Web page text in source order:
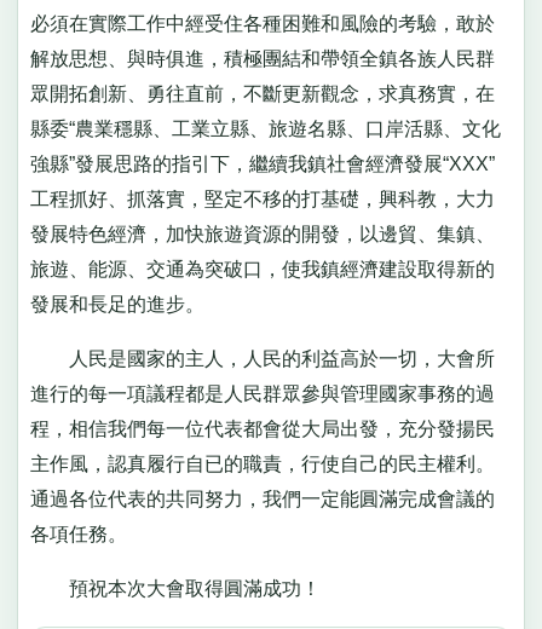
必須在實際工作中經受住各種困難和風險的考驗，敢於
解放思想、與時俱進，積極團結和帶領全鎮各族人民群
眾開拓創新、勇往直前，不斷更新觀念，求真務實，在
縣委“農業穩縣、工業立縣、旅遊名縣、口岸活縣、文化
強縣”發展思路的指引下，繼續我鎮社會經濟發展“XXX”
工程抓好、抓落實，堅定不移的打基礎，興科教，大力
發展特色經濟，加快旅遊資源的開發，以邊貿、集鎮、
旅遊、能源、交通為突破口，使我鎮經濟建設取得新的
發展和長足的進步。
人民是國家的主人，人民的利益高於一切，大會所
進行的每一項議程都是人民群眾參與管理國家事務的過
程，相信我們每一位代表都會從大局出發，充分發揚民
主作風，認真履行自已的職責，行使自己的民主權利。
通過各位代表的共同努力，我們一定能圓滿完成會議的
各項任務。
預祝本次大會取得圓滿成功！